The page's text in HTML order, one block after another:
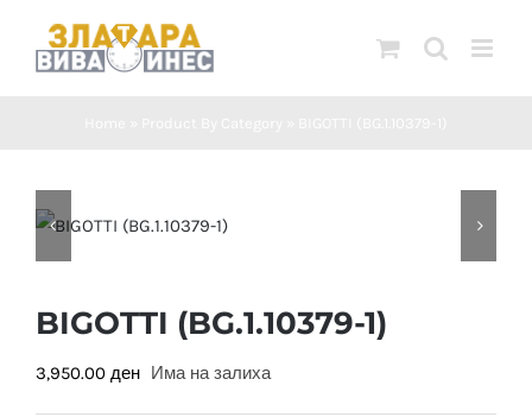
BIGOTTI (BG.1.10379-1)
3,950.00 ден Има на залиха